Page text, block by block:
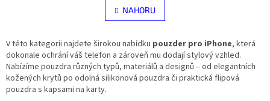
l
á
a
c
í
p
n
k
v
á
n
í
NAHORU
V této kategorii najdete širokou nabídku pouzder pro iPhone, která
dokonale ochrání váš telefon a zároveň mu dodají stylový vzhled.
Nabízíme pouzdra různých typů, materiálů a designů – od elegantních
kožených krytů po odolná silikonová pouzdra či praktická flipová
pouzdra s kapsami na karty.